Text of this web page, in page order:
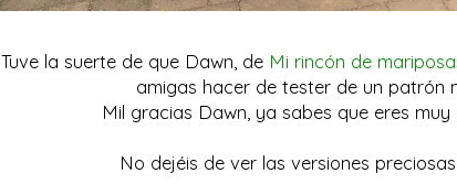
Tuve la suerte de que Dawn, de Mi rincón de
amigas hacer de tester de un patrón
Mil gracias Dawn, ya sabes que eres muy
No dejéis de ver las versiones